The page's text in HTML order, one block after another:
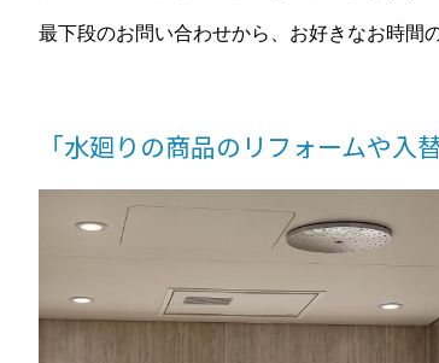
最下段のお問い合わせから、お好きなお時間
「水廻りの商品のリフォームや入